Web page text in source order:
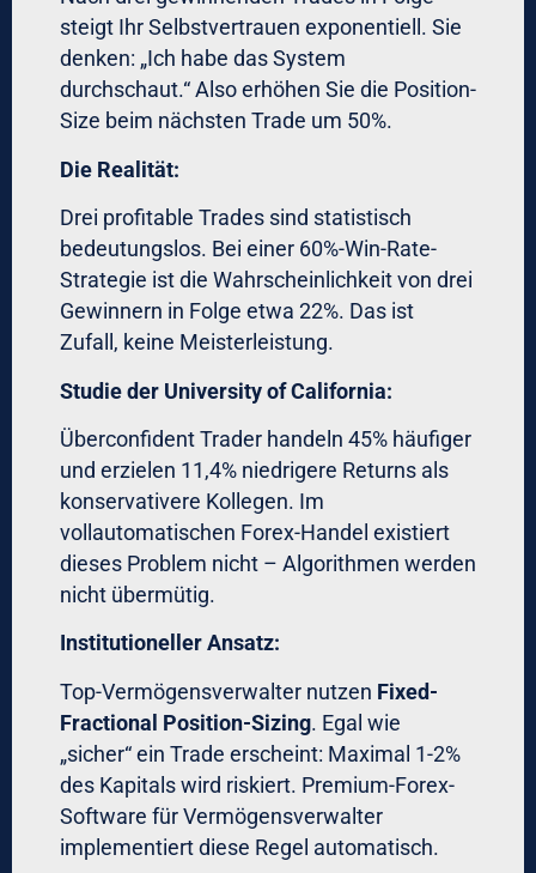
aus – aber nur innerhalb der von Risk
definierten Parameter.
Role 4: Compliance & Review Post-Trade-
Vermögensverwalter:
Sie brauchen kein 20-köpfiges Team. Aber
Sie brauchen Checks-and-Balances.
Exklusive Forex-Handelsstrategien sollten
anderen genehmigt und von Software
ausgeführt werden.
Moderne Forex-Software für
Vermögensverwalter mit Multi-User-
Funktionalität ermöglicht genau diese
Trennung – selbst in kleinen Teams.
Praktische
Aktionsplan
Phase 1 – Diagnose (Woche
1-2)
Schritt 1: Trading-Journal-Analyse